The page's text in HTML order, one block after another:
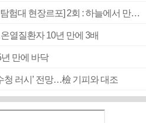
[2026 부산청소년극지체험탐험대 현장르포] 2회 : 하늘에서 만난 얼음의 나라
열질환자 10년 만에 3배
만에 바닥
청 러시’ 전망…檢 기피와 대조